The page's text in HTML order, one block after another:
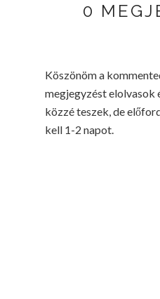
0
Köszönöm a
megjegyzést elolvasok
közzé teszek, de
kell 1-2 napot.